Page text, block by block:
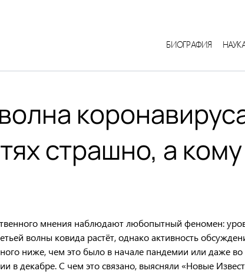
БИОГРАФИЯ
страшно, а
мнения наблюдают любопытный феномен:
волны ковида растёт, однако активность
ниже, чем это было в начале пандемии или даже
в декабре. С чем это связано, выясняли «Новые